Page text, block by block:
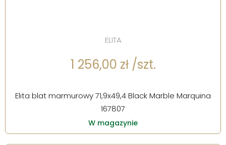
ELITA
1 256,00 zł /szt.
Elita blat marmurowy 71,9x49,4 Black Marble Marquina
167807
W magazynie